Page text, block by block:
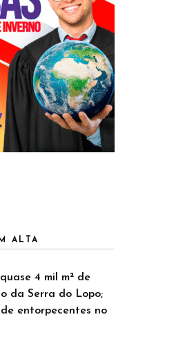
ALTA
4 mil m² de
da Serra do Lopo;
entorpecentes no